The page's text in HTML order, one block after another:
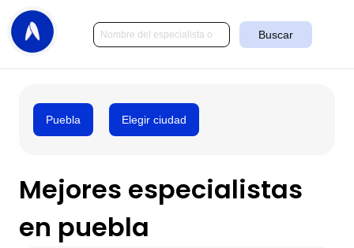
Buscar
Puebla Elegir ciudad
Mejores especialistas
en puebla